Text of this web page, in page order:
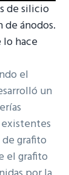
de silicio
ánodos.
lo hace
el
un
grafito
el grafito